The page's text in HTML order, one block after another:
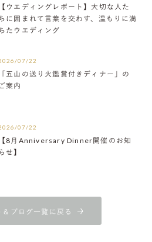
【ウエディングレポート】大切な人た
に囲まれて言葉を交わす、温もりに満
たウエディング
07/22
「五山の送り火鑑賞付きディナー」の
ご案内
07/22
【8月Anniversary Dinner開催のお知
らせ】
ブログ一覧に戻る